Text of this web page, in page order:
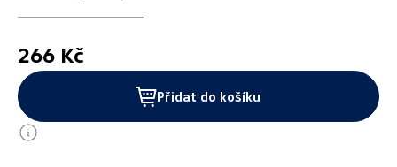
266 Kč
Přidat do košíku